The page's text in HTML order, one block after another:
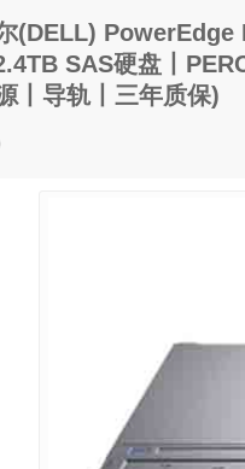
(DELL) PowerEdge
SAS硬盘丨
丨导轨丨三年质保)